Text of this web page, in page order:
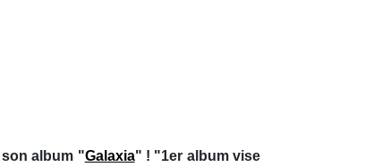
album "Galaxia" ! "1er album vise